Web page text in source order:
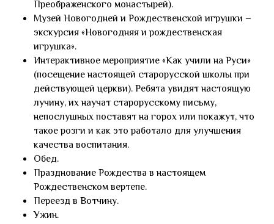
Преображенского монастырей).
Музей Новогодней и Рождественской игрушки –
экскурсия «Новогодняя и рождественская
игрушка».
Интерактивное мероприятие «Как учили на Руси»
(посещение настоящей старорусской школы при
действующей церкви). Ребята увидят настоящую
лучину, их научат старорусскому письму,
непослушных поставят на горох или покажут, что
такое розги и как это работало для улучшения
качества воспитания.
Обед.
Празднование Рождества в настоящем
Рождественском вертепе.
Переезд в Вотчину.
Ужин.